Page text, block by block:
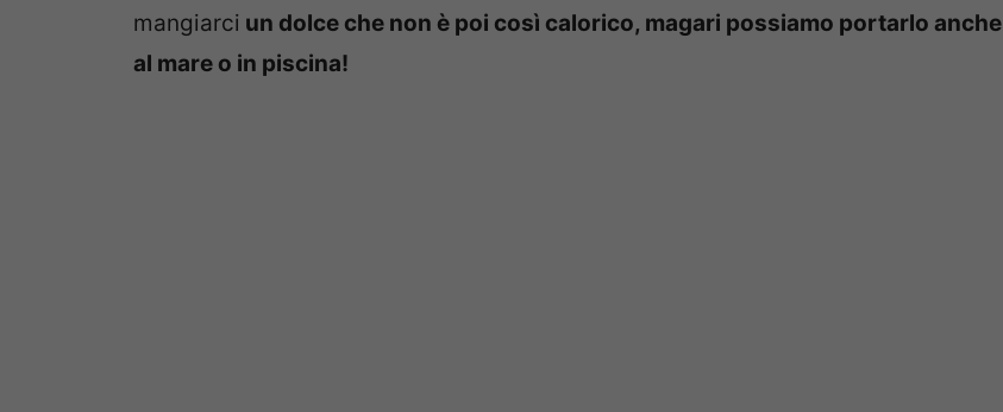
mangiarci un dolce che non è poi così calorico, magari possiamo portarlo anche
al mare o in piscina!